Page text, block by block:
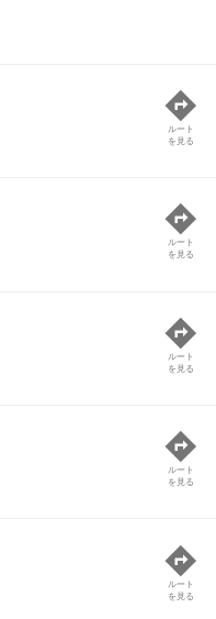
ルート
を見る
ルート
を見る
ルート
を見る
ルート
を見る
ルート
を見る